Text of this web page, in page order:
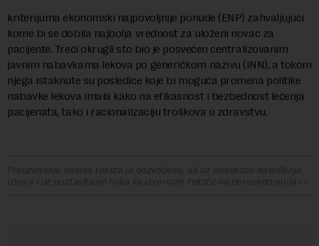
kriterijuma ekonomski najpovoljnije ponude (ENP) zahvaljujući
kome bi se dobila najbolja vrednost za uloženi novac za
pacijente. Treći okrugli sto bio je posvećen centralizovanim
javnim nabavkama lekova po generičkom nazivu (INN), a tokom
njega istaknute su posledice koje bi moguća promena politike
nabavke lekova imala kako na efikasnost i bezbednost lečenja
pacijenata, tako i racionalizaciju troškova u zdravstvu.
Preuzimanje delova teksta je dozvoljeno, ali uz obavezno navođenje
izvora i uz postavljanje linka ka izvornom tekstu na novaekonomija.rs